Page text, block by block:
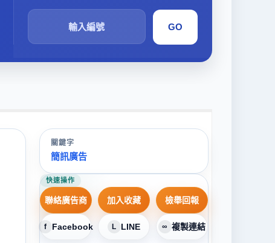
尋
關鍵字
簡訊廣告
快速操作
聯絡廣告商 加入收藏 檢舉回報
f Facebook L LINE ∞ 複製連結